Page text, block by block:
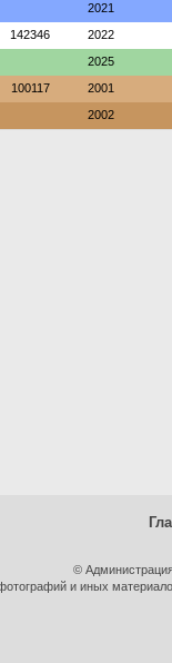
2021
142346 2022
2025
100117 2001
2002
©
и иных